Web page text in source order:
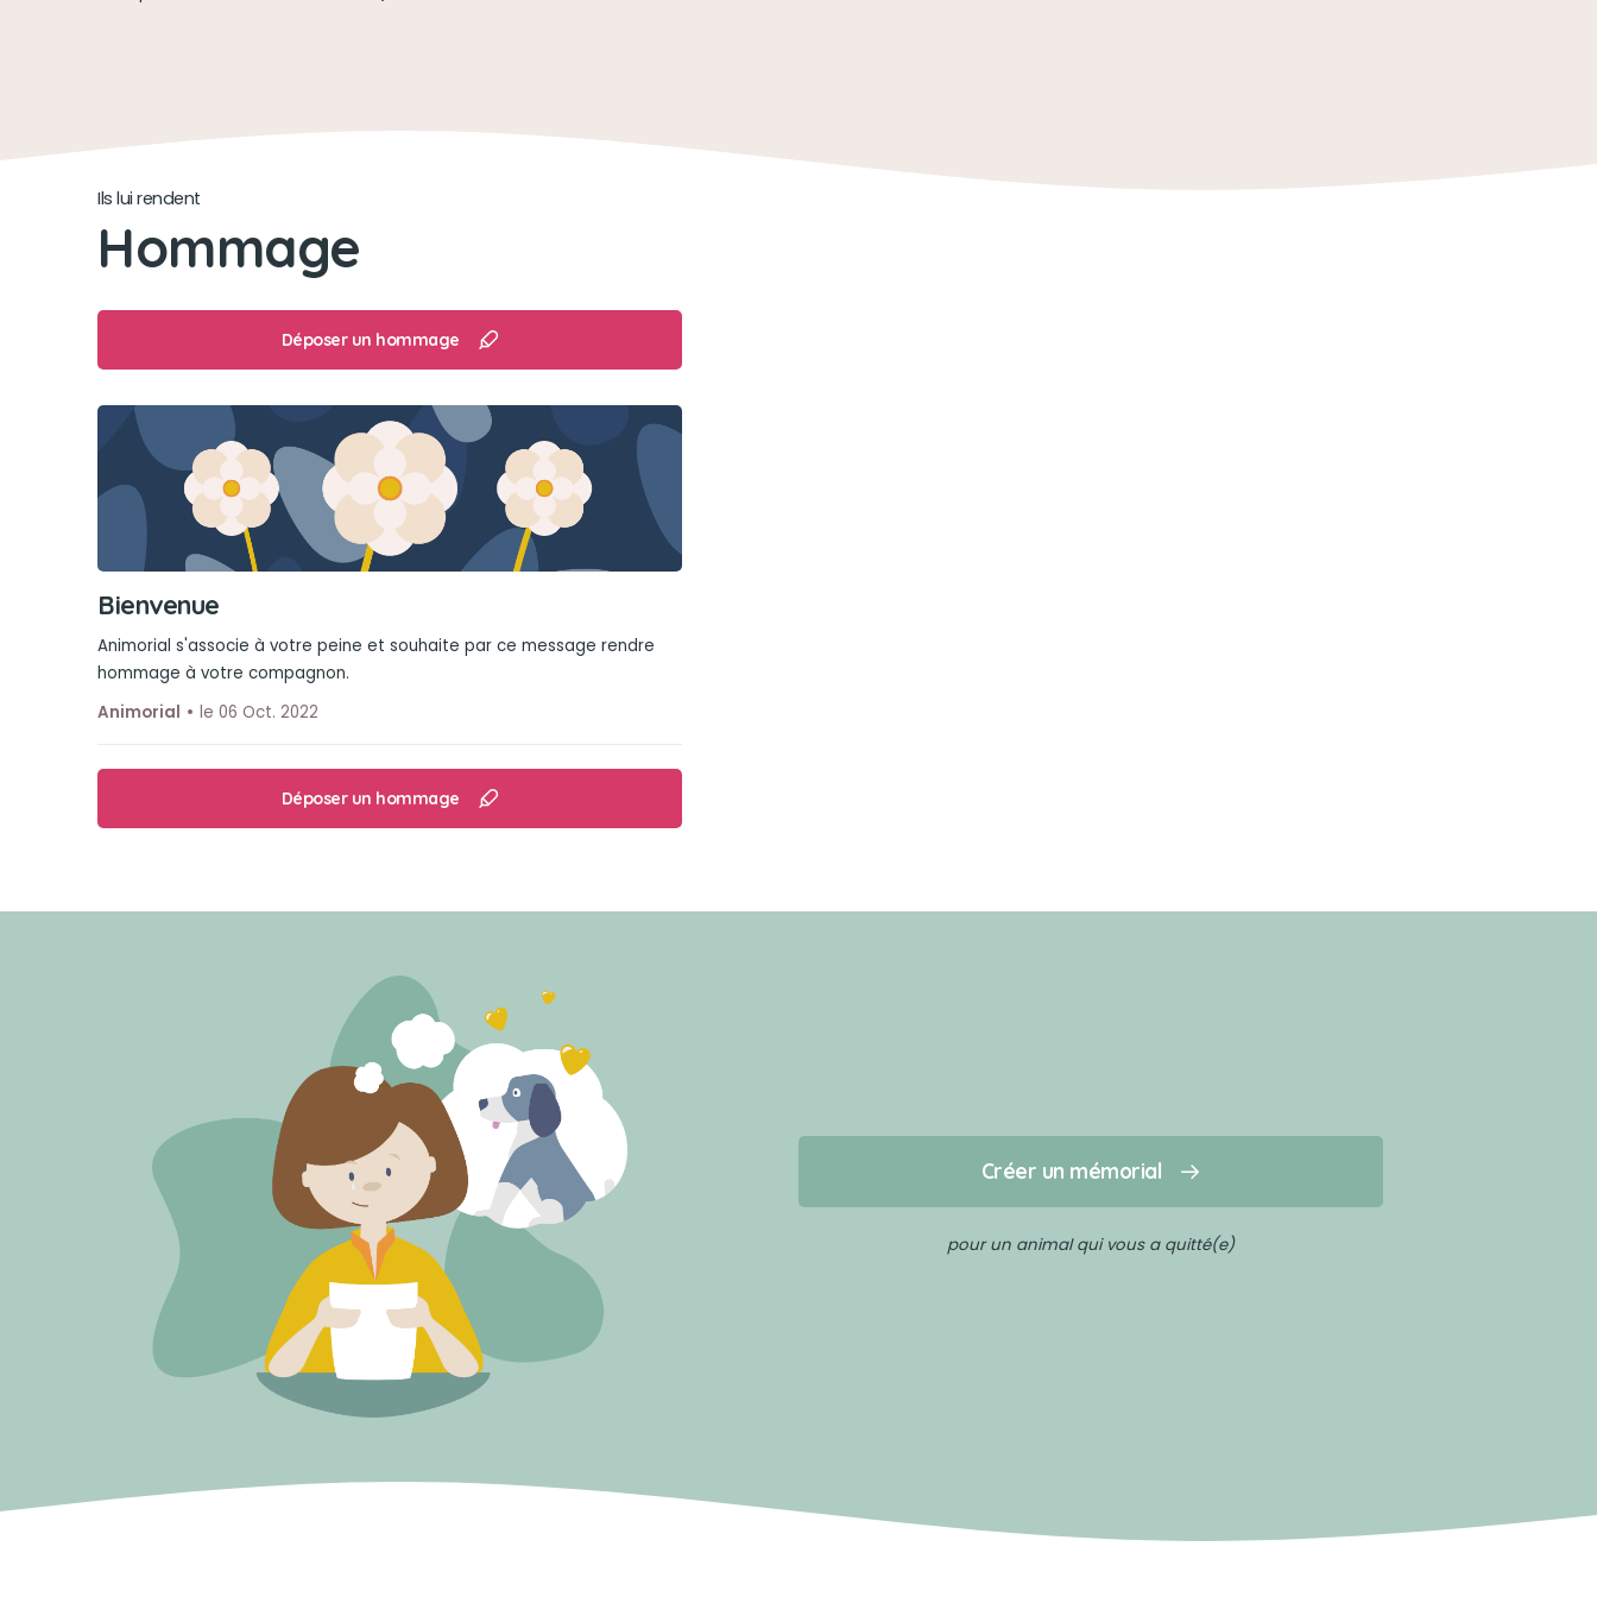
Ils lui rendent
Hommage
Déposer un hommage
Bienvenue
Animorial s'associe à votre peine et souhaite par ce message rendre
hommage à votre compagnon.
Animorial
le 06 Oct. 2022
Déposer un hommage
Créer un mémorial
pour un animal qui vous a quitté(e)